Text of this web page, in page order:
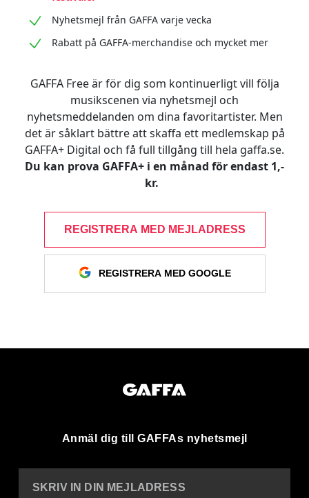
Nyhetsmejl från GAFFA varje vecka
Rabatt på GAFFA-merchandise och mycket mer
GAFFA Free är för dig som kontinuerligt vill följa
musikscenen via nyhetsmejl och
nyhetsmeddelanden om dina favoritartister. Men
det är såklart bättre att skaffa ett medlemskap på
GAFFA+ Digital och få full tillgång till hela gaffa.se.
Du kan prova GAFFA+ i en månad för endast 1,-
kr.
REGISTRERA MED MEJLADRESS
REGISTRERA MED GOOGLE
Anmäl dig till GAFFAs nyhetsmejl
SKRIV IN DIN MEJLADRESS